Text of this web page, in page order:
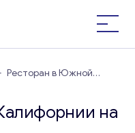
Ресторан в Южной
на